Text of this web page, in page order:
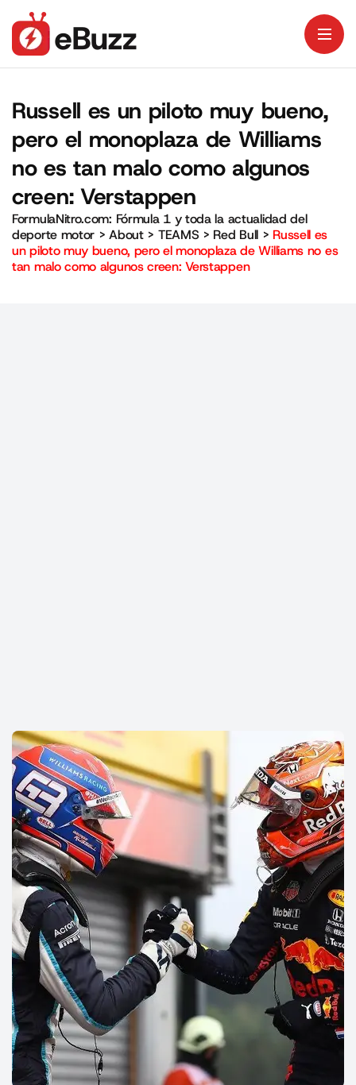
Russell es un piloto muy bueno,
pero el monoplaza de Williams
no es tan malo como algunos
creen: Verstappen
FormulaNitro.com: Fórmula 1 y toda la actualidad del
deporte motor >About> TEAMS > Red Bull > Russell es
un piloto muy bueno, pero el monoplaza de Williams no es
tan malo como algunos creen: Verstappen